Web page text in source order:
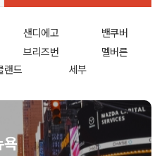
샌디에고
밴쿠버
브리즈번
멜버른
랜드 세부
욕